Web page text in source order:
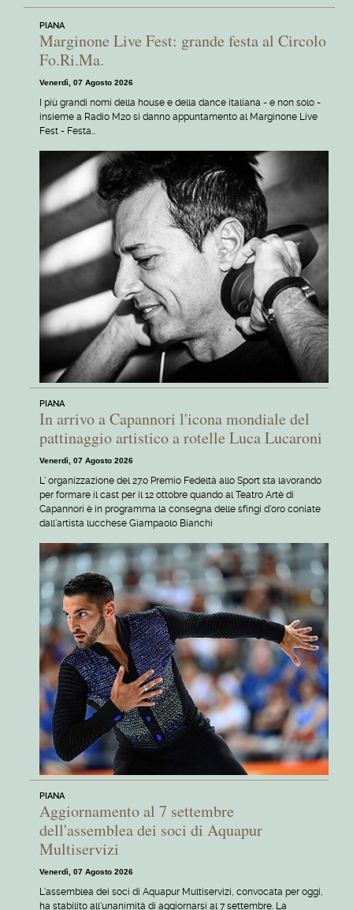
PIANA
Marginone Live Fest: grande festa al Circolo
Fo.Ri.Ma.
Venerdì, 07 Agosto 2026
I più grandi nomi della house e della dance italiana - e non solo -
insieme a Radio M20 si danno appuntamento al Marginone Live
Fest - Festa…
PIANA
In arrivo a Capannori l'icona mondiale del
pattinaggio artistico a rotelle Luca Lucaroni
Venerdì, 07 Agosto 2026
L' organizzazione del 27.o Premio Fedeltà allo Sport sta lavorando
per formare il cast per il 12 ottobre quando al Teatro Artè di
Capannori è in programma la consegna delle sfingi d'oro coniate
dall'artista lucchese Giampaolo Bianchi
PIANA
Aggiornamento al 7 settembre
dell'assemblea dei soci di Aquapur
Multiservizi
Venerdì, 07 Agosto 2026
L'assemblea dei soci di Aquapur Multiservizi, convocata per oggi,
ha stabilito all'unanimità di aggiornarsi al 7 settembre. La